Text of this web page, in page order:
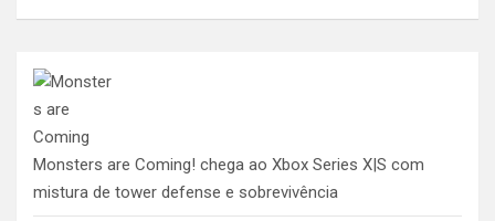
Monsters are Coming! chega ao Xbox Series X|S com
mistura de tower defense e sobrevivência